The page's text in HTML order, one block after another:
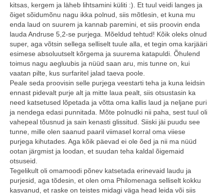
kitsas, kergem ja läheb lihtsamini küliti :). Et tuul veidi langes ja
õiget sõidumõnu nagu ikka polnud, siis mõtlesin, et kuna mu
enda laud on suurem ja kannab paremini, et siis proovin enda
lauda Andruse 5,2-se purjega. Mõeldud tehtud! Kõik oleks olnud
super, aga võtsin sellega selliselt tuule alla, et tegin oma karjääri
esimese absoluutselt kõrgema ja suurema katapuldi. Õhulend
toimus nagu aegluubis ja nüüd saan aru, mis tunne on, kui
vaatan pilte, kus surfaritel jalad taeva poole.
Peale seda proovisin selle purjega veestarti teha ja kuna leidsin
ennast pidevalt purje alt ja mitte laua pealt, siis otsustasin ka
need katsetused lõpetada ja võtta oma kallis laud ja neljane puri
ja nendega edasi punnitada. Mõte polnudki nii paha, sest tuul oli
vahepeal tõusnud ja sain kenasti glissitud. Siiski jäi puudu see
tunne, mille olen saanud paaril viimasel korral oma viiese
purjega kihutades. Aga kõik päevad ei ole õed ja nii ma nüüd
ootan järgmist ja loodan, et suudan teha kaldal õigemaid
otsuseid.
Tegelikult oli omamoodi põnev katsetada erinevaid laudu ja
purjesid, aga tõdesin, et olen oma Philomenaga selliselt kokku
kasvanud, et raske on teistes midagi väga head leida või siis